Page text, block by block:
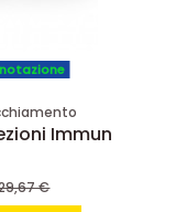
Immun
€